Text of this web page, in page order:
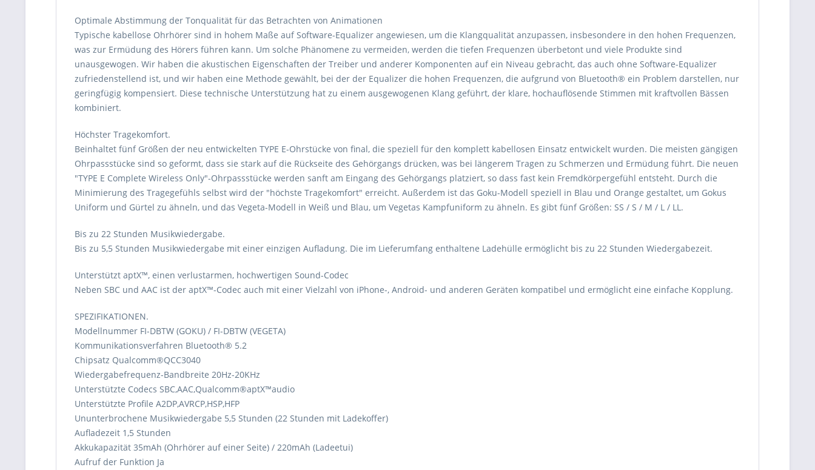
Optimale Abstimmung der Tonqualität für das Betrachten von Animationen
Typische kabellose Ohrhörer sind in hohem Maße auf Software-Equalizer angewiesen, um die Klangqualität anzupassen, insbesondere in den hohen Frequenzen,
was zur Ermüdung des Hörers führen kann. Um solche Phänomene zu vermeiden, werden die tiefen Frequenzen überbetont und viele Produkte sind
unausgewogen. Wir haben die akustischen Eigenschaften der Treiber und anderer Komponenten auf ein Niveau gebracht, das auch ohne Software-Equalizer
zufriedenstellend ist, und wir haben eine Methode gewählt, bei der der Equalizer die hohen Frequenzen, die aufgrund von Bluetooth® ein Problem darstellen, nur
geringfügig kompensiert. Diese technische Unterstützung hat zu einem ausgewogenen Klang geführt, der klare, hochauflösende Stimmen mit kraftvollen Bässen
kombiniert.
Höchster Tragekomfort.
Beinhaltet fünf Größen der neu entwickelten TYPE E-Ohrstücke von final, die speziell für den komplett kabellosen Einsatz entwickelt wurden. Die meisten gängigen
Ohrpassstücke sind so geformt, dass sie stark auf die Rückseite des Gehörgangs drücken, was bei längerem Tragen zu Schmerzen und Ermüdung führt. Die neuen
"TYPE E Complete Wireless Only"-Ohrpassstücke werden sanft am Eingang des Gehörgangs platziert, so dass fast kein Fremdkörpergefühl entsteht. Durch die
Minimierung des Tragegefühls selbst wird der "höchste Tragekomfort" erreicht. Außerdem ist das Goku-Modell speziell in Blau und Orange gestaltet, um Gokus
Uniform und Gürtel zu ähneln, und das Vegeta-Modell in Weiß und Blau, um Vegetas Kampfuniform zu ähneln. Es gibt fünf Größen: SS / S / M / L / LL.
Bis zu 22 Stunden Musikwiedergabe.
Bis zu 5,5 Stunden Musikwiedergabe mit einer einzigen Aufladung. Die im Lieferumfang enthaltene Ladehülle ermöglicht bis zu 22 Stunden Wiedergabezeit.
Unterstützt aptX™, einen verlustarmen, hochwertigen Sound-Codec
Neben SBC und AAC ist der aptX™-Codec auch mit einer Vielzahl von iPhone-, Android- und anderen Geräten kompatibel und ermöglicht eine einfache Kopplung.
SPEZIFIKATIONEN.
Modellnummer FI-DBTW (GOKU) / FI-DBTW (VEGETA)
Kommunikationsverfahren Bluetooth® 5.2
Chipsatz Qualcomm®QCC3040
Wiedergabefrequenz-Bandbreite 20Hz-20KHz
Unterstützte Codecs SBC,AAC,Qualcomm®aptX™audio
Unterstützte Profile A2DP,AVRCP,HSP,HFP
Ununterbrochene Musikwiedergabe 5,5 Stunden (22 Stunden mit Ladekoffer)
Aufladezeit 1,5 Stunden
Akkukapazität 35mAh (Ohrhörer auf einer Seite) / 220mAh (Ladeetui)
Aufruf der Funktion Ja